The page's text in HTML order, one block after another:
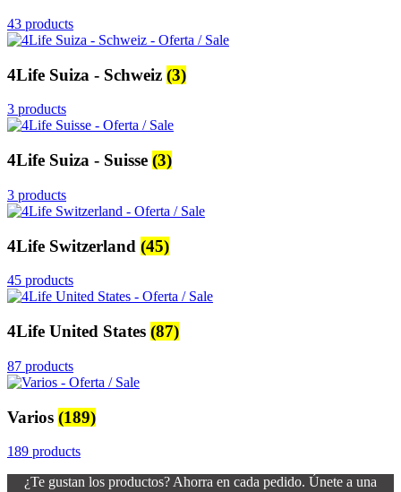
43 products
4Life Suiza - Schweiz (3)
3 products
4Life Suiza - Suisse (3)
3 products
4Life Switzerland (45)
45 products
4Life United States (87)
87 products
Varios (189)
189 products
¿Te gustan los productos? Ahorra en cada pedido. Únete a una